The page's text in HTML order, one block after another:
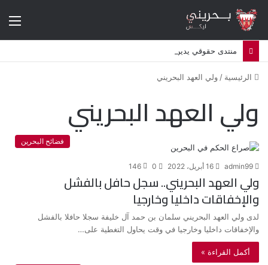
الرئيسية / ولي العهد البحريني
ولي العهد البحريني
فضائح البحرين
admin99 16 أبريل، 2022 0
146
ولي العهد البحريني.. سجل حافل بالفشل
والإخفاقات داخليا وخارجيا
لدى ولي العهد البحريني سلمان بن حمد آل خليفة سجلا حافلا بالفشل
والإخفاقات داخليا وخارجيا في وقت يحاول التغطية على…
أكمل القراءة »